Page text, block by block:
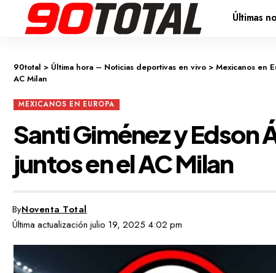
Últimas
90total > Última hora – Noticias deportivas en vivo > Mexicanos en
AC Milan
MEXICANOS EN EUROPA
Santi Giménez y Edson
juntos en el AC Milan
Última actualización julio 19, 2025 4:02 pm
ByNoventa Total